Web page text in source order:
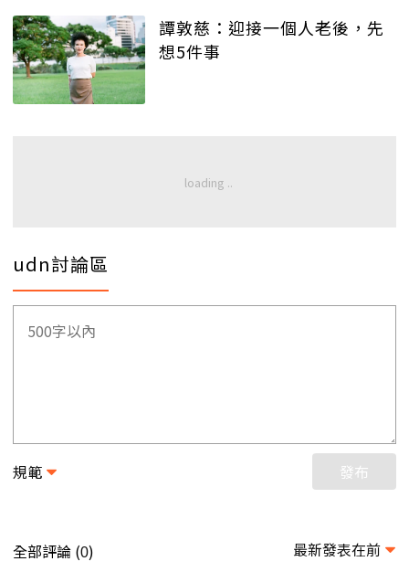
譚敦慈：迎接一個人老後，先
想5件事
udn討論區
規範 發布
全部評論 (0) 最新發表在前